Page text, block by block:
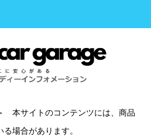
本サイトのコンテンツには、商品
場合があります。